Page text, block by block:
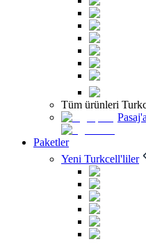
Tüm ürünleri
Paketler
Yeni Turkcell'liler